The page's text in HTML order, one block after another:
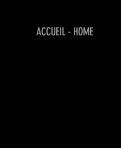
ACCUEIL - HOME